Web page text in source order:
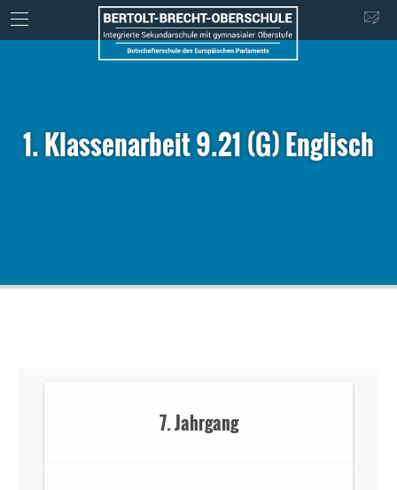
1. Klassenarbeit 9.21 (G) Englisch
7. Jahrgang